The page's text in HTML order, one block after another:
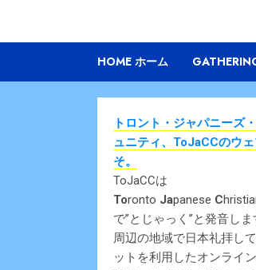
HOME ホーム
トロント・ジャパニーズ
ュニティ、ToJaCCのウ
そ。
ToJaCCは
Toronto Japanese C
で”とじゃっく”と発音し
周辺の地域で日本礼拝し
ットを利用したオンライ